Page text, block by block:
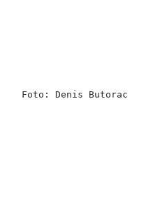
Foto: Denis Butorac